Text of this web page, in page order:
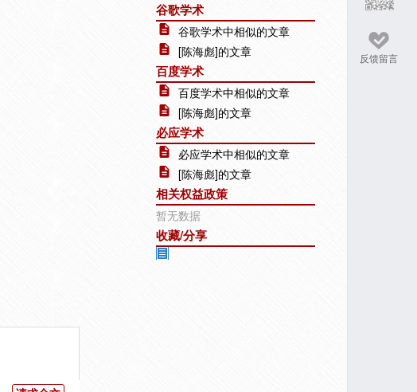
反馈留言
谷歌学术
谷歌学术中相似的文章
[陈海彪]的文章
百度学术
百度学术中相似的文章
[陈海彪]的文章
必应学术
必应学术中相似的文章
[陈海彪]的文章
相关权益政策
暂无数据
收藏/分享